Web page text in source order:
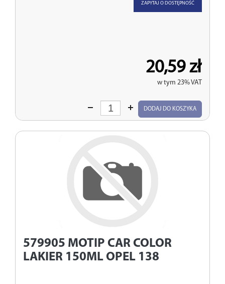
ZAPYTAJ O DOSTĘPNOŚĆ
20,59 zł
w tym 23% VAT
Wprowadź
DODAJ DO KOSZYKA
579905 MOTIP CAR COLOR
LAKIER 150ML OPEL 138